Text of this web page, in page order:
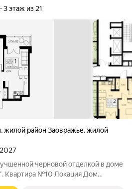
3 этаж из 21
,жилой район Заовражье,жилой
2027
черновой отделкой в доме
Квартира №10 Локация Дом